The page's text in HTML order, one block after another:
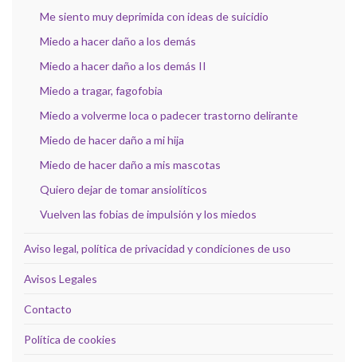
Me siento muy deprimida con ideas de suicidio
Miedo a hacer daño a los demás
Miedo a hacer daño a los demás II
Miedo a tragar, fagofobia
Miedo a volverme loca o padecer trastorno delirante
Miedo de hacer daño a mi hija
Miedo de hacer daño a mis mascotas
Quiero dejar de tomar ansiolíticos
Vuelven las fobias de impulsión y los miedos
Aviso legal, política de privacidad y condiciones de uso
Avisos Legales
Contacto
Política de cookies